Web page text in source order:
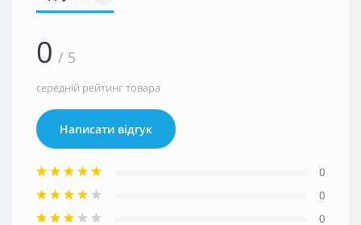
0 / 5
середній рейтинг товара
Написати відгук
0
0
0